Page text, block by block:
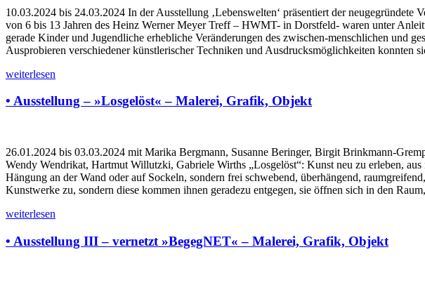
10.03.2024 bis 24.03.2024 In der Ausstellung ‚Lebenswelten‘ präsentiert der
von 6 bis 13 Jahren des Heinz Werner Meyer Treff – HWMT- in Dorstfeld- waren unter
gerade Kinder und Jugendliche erhebliche Veränderungen des zwischen-menschlichen und
Ausprobieren verschiedener künstlerischer Techniken und Ausdrucksmöglichkeiten
weiterlesen
• Ausstellung – »Losgelöst« – Malerei, Grafik, Objekt
26.01.2024 bis 03.03.2024 mit Marika Bergmann, Susanne Beringer, Birgit Brinkmann-
Wendy Wendrikat, Hartmut Willutzki, Gabriele Wirths „Losgelöst“: Kunst neu zu erleben,
Hängung an der Wand oder auf Sockeln, sondern frei schwebend, überhängend,
Kunstwerke zu, sondern diese kommen ihnen geradezu entgegen, sie öffnen sich in den
weiterlesen
• Ausstellung III – vernetzt »BegegNET« – Malerei, Grafik, Objekt